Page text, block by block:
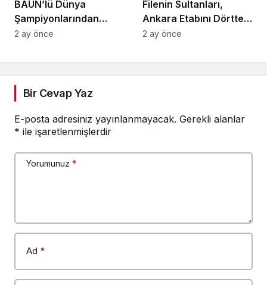
BAÜN’lü Dünya
Şampiyonlarından
Rektör Oğurlu’ya
2 ay önce
Filenin Sultanları,
Ankara Etabını Dörtte
Dörtle Tamamladı
2 ay önce
Bir Cevap Yaz
E-posta adresiniz yayınlanmayacak. Gerekli alanlar
* ile işaretlenmişlerdir
Yorumunuz *
Ad *